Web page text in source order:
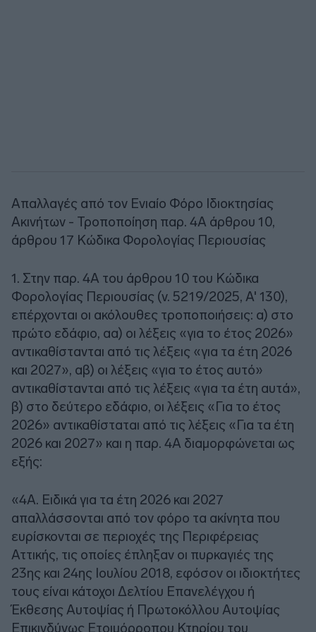
Απαλλαγές από τον Ενιαίο Φόρο Ιδιοκτησίας
Ακινήτων - Τροποποίηση παρ. 4Α άρθρου 10,
άρθρου 17 Κώδικα Φορολογίας Περιουσίας
1. Στην παρ. 4Α του άρθρου 10 του Κώδικα
Φορολογίας Περιουσίας (ν. 5219/2025, Α' 130),
επέρχονται οι ακόλουθες τροποποιήσεις: α) στο
πρώτο εδάφιο, αα) οι λέξεις «για το έτος 2026»
αντικαθίστανται από τις λέξεις «για τα έτη 2026
και 2027», αβ) οι λέξεις «για το έτος αυτό»
αντικαθίστανται από τις λέξεις «για τα έτη αυτά»,
β) στο δεύτερο εδάφιο, οι λέξεις «Για το έτος
2026» αντικαθίσταται από τις λέξεις «Για τα έτη
2026 και 2027» και η παρ. 4Α διαμορφώνεται ως
εξής:
«4Α. Ειδικά για τα έτη 2026 και 2027
απαλλάσσονται από τον φόρο τα ακίνητα που
ευρίσκονται σε περιοχές της Περιφέρειας
Αττικής, τις οποίες έπληξαν οι πυρκαγιές της
23ης και 24ης Ιουλίου 2018, εφόσον οι ιδιοκτήτες
τους είναι κάτοχοι Δελτίου Επανελέγχου ή
Έκθεσης Αυτοψίας ή Πρωτοκόλλου Αυτοψίας
Επικινδύνως Ετοιμόρροπου Κτηρίου του